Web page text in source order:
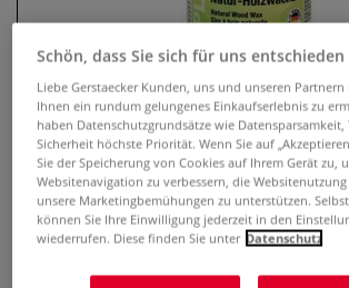
CREARTEC Natur-
0 Bewertungen
Schön, dass Sie sich für uns entschieden
Liebe Gerstaecker Kunden, uns und unseren
Ihnen ein rundum gelungenes Einkaufserlebnis zu
haben Datenschutzgrundsätze wie Datensparsamkeit,
Sicherheit höchste Priorität. Wenn Sie auf
Sie der Speicherung von Cookies auf Ihrem Gerät zu,
Websitenavigation zu verbessern, die
unsere Marketingbemühungen zu unterstützen.
können Sie Ihre Einwilligung jederzeit in den
wiederrufen. Diese finden Sie unter Datenschutz